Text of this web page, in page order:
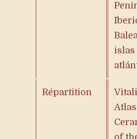
islas
Répartition